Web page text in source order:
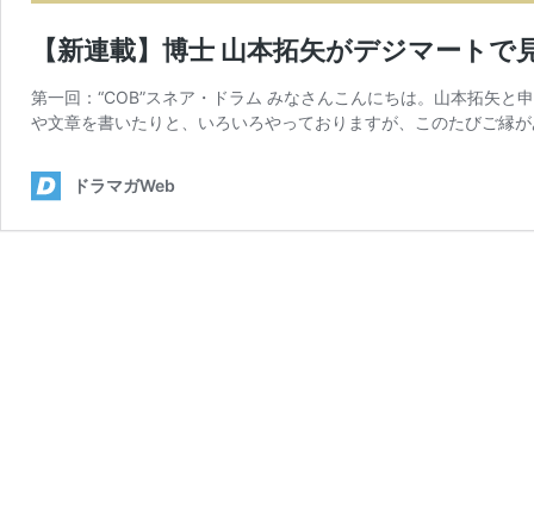
【新連載】博士 山本拓矢がデジマート
第一回：“COB”スネア・ドラム みなさんこんにちは。山本拓矢
や文章を書いたりと、いろいろやっておりますが、このたびご縁
ドラマガWeb